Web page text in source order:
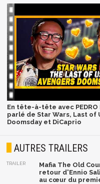
En tête-à-tête avec PEDRO
parlé de Star Wars, Last of
Doomsday et DiCaprio
AUTRES TRAILERS
TRAILER
Mafia The Old
retour d'Ennio
au cœur du